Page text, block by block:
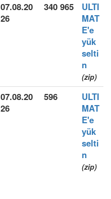
07.08.20
26
340 965
ULTI
MAT
E'e
yük
selti
n
(zip)
07.08.20
26
596
ULTI
MAT
E'e
yük
selti
n
(zip)